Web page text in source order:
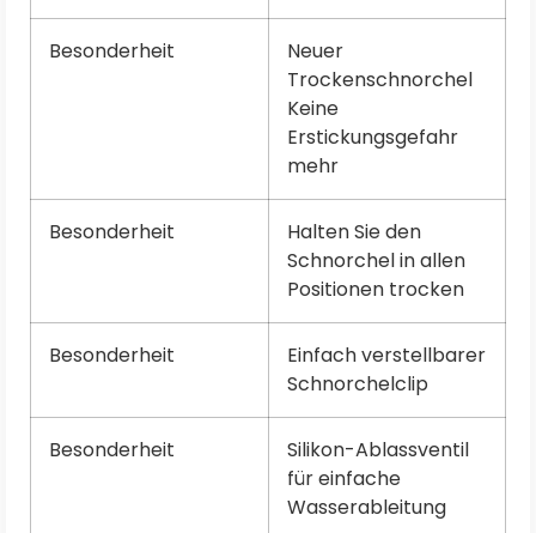
Besonderheit
Neuer
Trockenschnorchel
Keine
Erstickungsgefahr
mehr
Besonderheit
Halten Sie den
Schnorchel in allen
Positionen trocken
Besonderheit
Einfach verstellbarer
Schnorchelclip
Besonderheit
Silikon-Ablassventil
für einfache
Wasserableitung